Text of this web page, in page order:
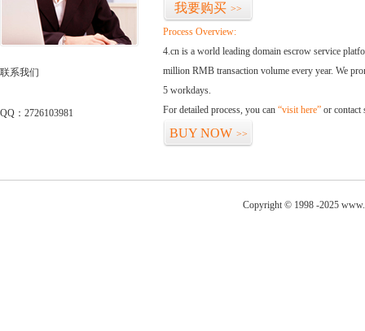
联系我们
QQ：2726103981
我要购买 >>
Process Overview:
4.cn is a world leading domain escrow service
million RMB transaction volume every year. We
5 workdays.
For detailed process, you can “visit here” or contact
BUY NOW >>
Copyright © 1998 -2025